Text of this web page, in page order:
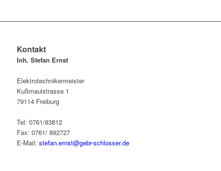
Kontakt
Inh. Stefan Ernst
Elektrotechnikermeister
Kußmaulstrasse 1
79114 Freiburg
Tel: 0761/83812
Fax: 0761/ 892727
E-Mail: stefan.ernst@gebr-schlosser.de